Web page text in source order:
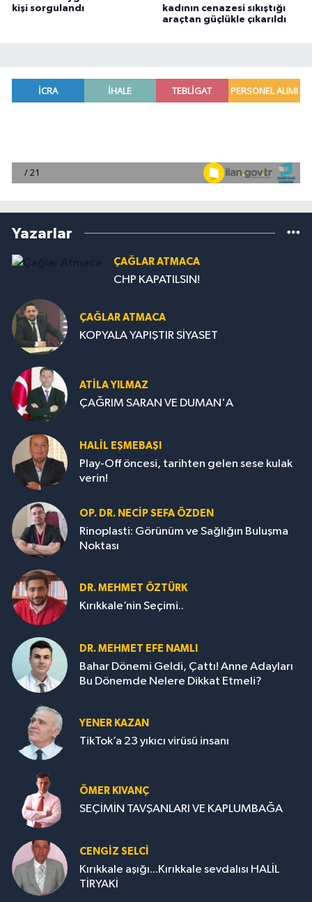
kişi sorgulandı
kadının cenazesi sıkıştığı
araçtan güçlükle çıkarıldı
Yazarlar
ÇAĞLAR ATMACA
CHP KAPATILSIN!
ÇAĞLAR ATMACA
KOPYALA YAPIŞTIR SİYASET
ATILA YILMAZ
ÇAĞRIM SARAN VE DUMAN'A
HALIL EŞMEBAŞI
Play-Off öncesi, tarihten gelen sese kulak
verin!
OP. DR. NECIP SEFA ÖZDEN
Rinoplasti: Görünüm ve Sağlığın Buluşma
Noktası
DR. MEHMET ÖZTÜRK
Kırıkkale’nin Seçimi..
DR. MEHMET EFE NAMLI
Bahar Dönemi Geldi, Çattı! Anne Adayları
Bu Dönemde Nelere Dikkat Etmeli?
YENER KAZAN
TikTok’a 23 yıkıcı virüsü insanı
ÖMER KIVANÇ
SEÇİMİN TAVŞANLARI VE KAPLUMBAĞA
CENGİZ SELCİ
Kırıkkale aşığı...Kırıkkale sevdalısı HALİL
TİRYAKİ